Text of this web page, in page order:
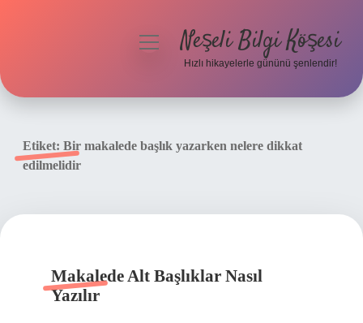
Yasal Uyarı
menüyüNeşeli Bilgi Köşesi
Hızlı hikayelerle gününü şenlendir!
Etiket: Bir makalede başlık yazarken nelere dikkat
edilmelidir
Makalede Alt Başlıklar Nasıl
Yazılır